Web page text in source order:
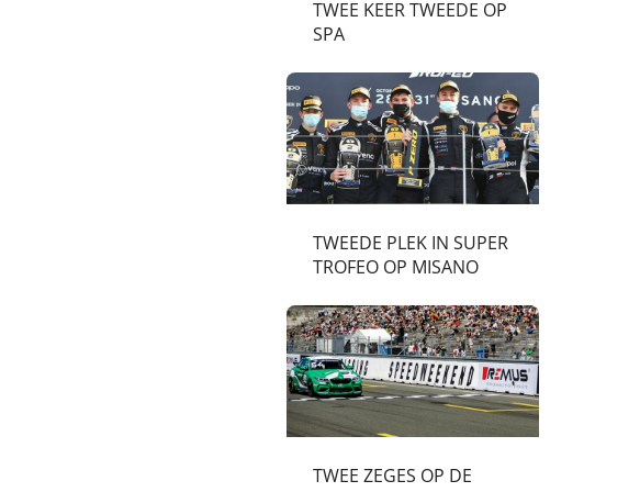
TWEE KEER TWEEDE OP
SPA
TWEEDE PLEK IN SUPER
TROFEO OP MISANO
TWEE ZEGES OP DE